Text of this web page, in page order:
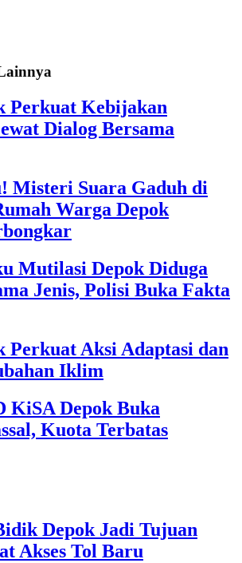
Perkuat Kebijakan
Dialog Bersama
Misteri Suara Gaduh di
Warga Depok
Mutilasi Depok Diduga
Jenis, Polisi Buka Fakta
Perkuat Aksi Adaptasi dan
Iklim
KiSA Depok Buka
Kuota Terbatas
Depok Jadi Tujuan
Akses Tol Baru